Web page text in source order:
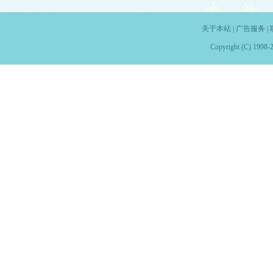
关于本站| 广告服务
Copyright (C) 1998-